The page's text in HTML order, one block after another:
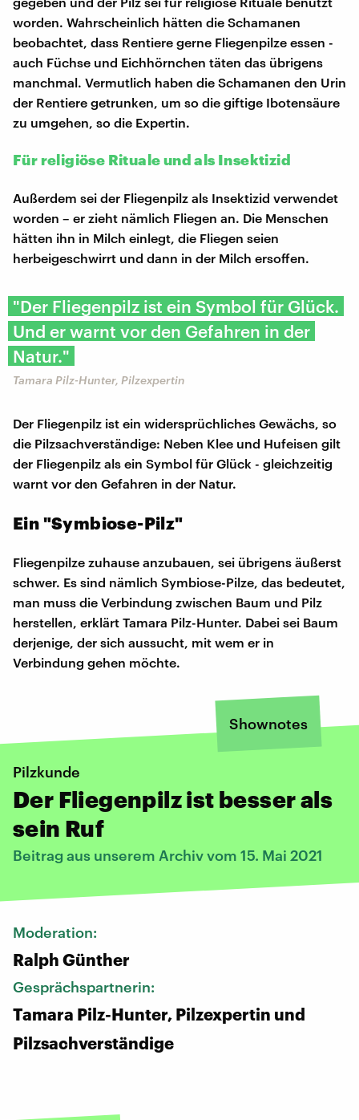
worden. Wahrscheinlich hätten die Schamanen
beobachtet, dass Rentiere gerne Fliegenpilze essen -
auch Füchse und Eichhörnchen täten das übrigens
manchmal. Vermutlich haben die Schamanen den Urin
der Rentiere getrunken, um so die giftige Ibotensäure
zu umgehen, so die Expertin.
Für religiöse Rituale und als Insektizid
Außerdem sei der Fliegenpilz als Insektizid verwendet
worden – er zieht nämlich Fliegen an. Die Menschen
hätten ihn in Milch einlegt, die Fliegen seien
herbeigeschwirrt und dann in der Milch ersoffen.
"Der Fliegenpilz ist ein Symbol für Glück.
Und er warnt vor den Gefahren in der
Natur."
Tamara Pilz-Hunter, Pilzexpertin
Der Fliegenpilz ist ein widersprüchliches Gewächs, so
die Pilzsachverständige: Neben Klee und Hufeisen gilt
der Fliegenpilz als ein Symbol für Glück - gleichzeitig
warnt vor den Gefahren in der Natur.
Ein "Symbiose-Pilz"
Fliegenpilze zuhause anzubauen, sei übrigens äußerst
schwer. Es sind nämlich Symbiose-Pilze, das bedeutet,
man muss die Verbindung zwischen Baum und Pilz
herstellen, erklärt Tamara Pilz-Hunter. Dabei sei Baum
derjenige, der sich aussucht, mit wem er in
Verbindung gehen möchte.
Shownotes
Pilzkunde
Der Fliegenpilz ist besser als
sein Ruf
Beitrag aus unserem Archiv vom 15. Mai 2021
Moderation:
Ralph Günther
Gesprächspartnerin:
Tamara Pilz-Hunter, Pilzexpertin und
Pilzsachverständige